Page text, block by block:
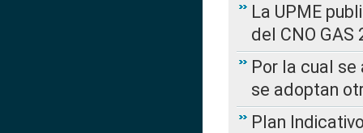
La UPME
del CNO
Por la cual
se adoptan
Plan